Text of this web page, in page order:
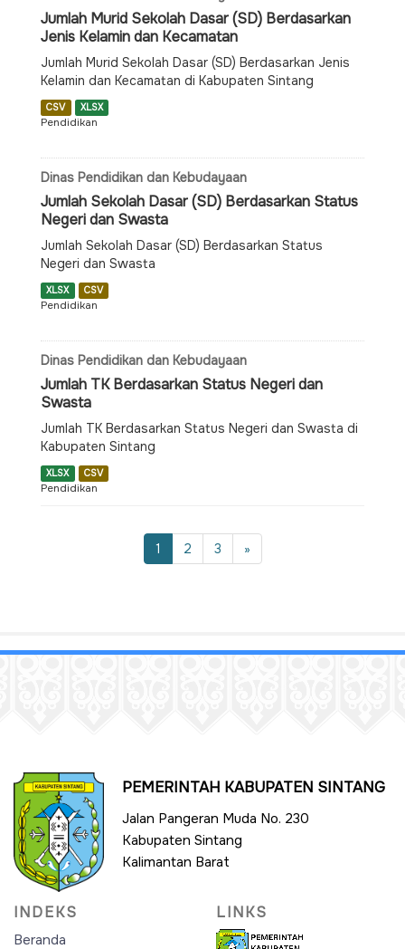
Jumlah Murid Sekolah Dasar (SD) Berdasarkan
Jenis Kelamin dan Kecamatan
Jumlah Murid Sekolah Dasar (SD) Berdasarkan Jenis
Kelamin dan Kecamatan di Kabupaten Sintang
CSV XLSX
Pendidikan
Dinas Pendidikan dan Kebudayaan
Jumlah Sekolah Dasar (SD) Berdasarkan Status
Negeri dan Swasta
Jumlah Sekolah Dasar (SD) Berdasarkan Status
Negeri dan Swasta
XLSX CSV
Pendidikan
Dinas Pendidikan dan Kebudayaan
Jumlah TK Berdasarkan Status Negeri dan
Swasta
Jumlah TK Berdasarkan Status Negeri dan Swasta di
Kabupaten Sintang
XLSX CSV
Pendidikan
1 2 3 »
PEMERINTAH KABUPATEN SINTANG
Jalan Pangeran Muda No. 230
Kabupaten Sintang
Kalimantan Barat
INDEKS
Beranda
LINKS